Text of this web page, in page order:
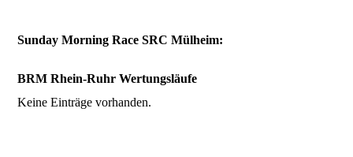
Sunday Morning Race SRC Mülheim:
BRM Rhein-Ruhr Wertungsläufe
Keine Einträge vorhanden.